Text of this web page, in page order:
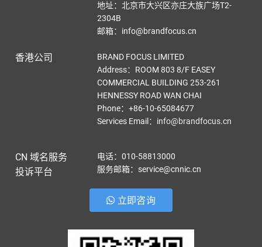
地址：北京市大兴区亦庄大族广场T2-
2304B
邮箱：info@brandfocus.cn
香港公司
BRAND FOCUS LIMITED
Address：ROOM 803 8/F EASEY
COMMERCIAL BUILDING 253-261
HENNESSY ROAD WAN CHAI
Phone：+86-10-65084677
Services Email ： info@brandfocus.cn
CN 域名服务
投诉平台
电话：010-58813000
服务邮箱：service@cnnic.cn
立即咨询